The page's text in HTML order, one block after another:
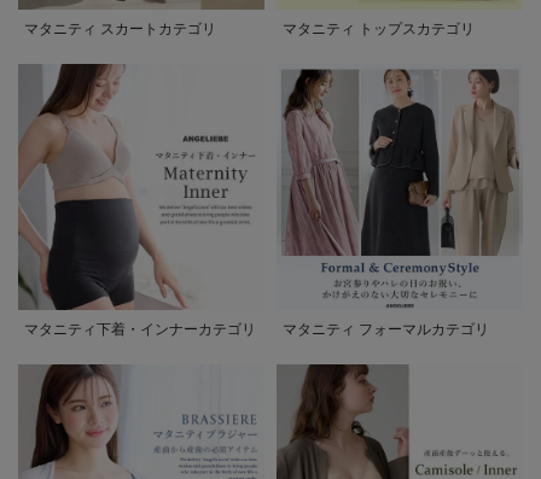
マタニティ スカートカテゴリ マタニティ トップスカテゴリ
マタニティ下着・インナーカテゴリ マタニティ フォーマルカテゴリ